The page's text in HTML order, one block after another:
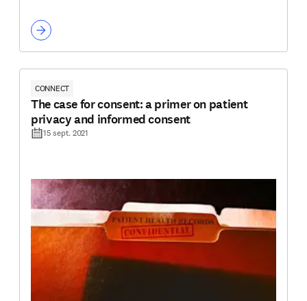
CONNECT
The case for consent: a primer on patient
privacy and informed consent
15 sept. 2021